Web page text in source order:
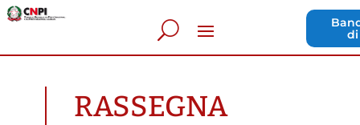
RASSEGNA